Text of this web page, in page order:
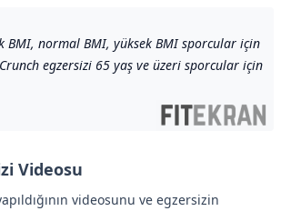
BMI, normal BMI, yüksek BMI sporcular için
egzersizi 65 yaş ve üzeri sporcular için
Videosu
videosunu ve egzersizin